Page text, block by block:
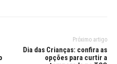
Próximo artigo
Dia das Crianças: confira as
opções para curtir a